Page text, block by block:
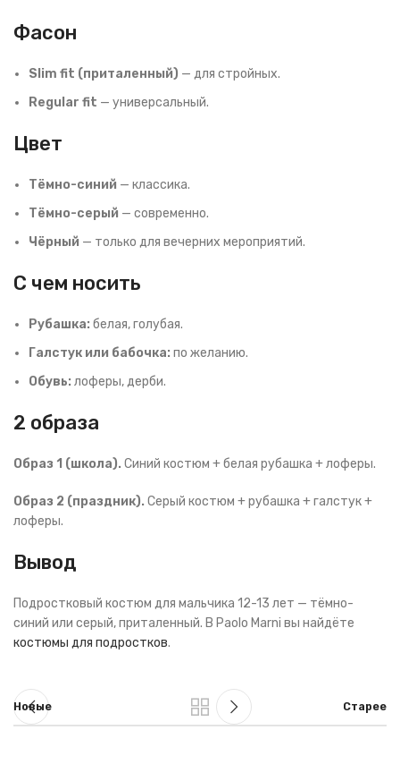
Фасон
Slim fit (приталенный) — для стройных.
Regular fit — универсальный.
Цвет
Тёмно-синий — классика.
Тёмно-серый — современно.
Чёрный — только для вечерних мероприятий.
С чем носить
Рубашка: белая, голубая.
Галстук или бабочка: по желанию.
Обувь: лоферы, дерби.
2 образа
Образ 1 (школа). Синий костюм + белая рубашка + лоферы.
Образ 2 (праздник). Серый костюм + рубашка + галстук +
лоферы.
Вывод
Подростковый костюм для мальчика 12-13 лет — тёмно-
синий или серый, приталенный. В Paolo Marni вы найдёте
костюмы для подростков.
Новые Старее